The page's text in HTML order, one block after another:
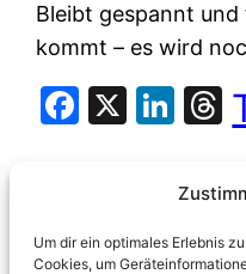
Um dir ein optimales Erlebnis
Cookies, um
Bleibt gespannt
kommt – es wird
X